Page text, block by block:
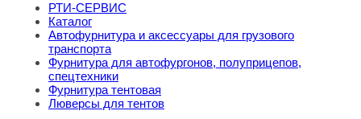
РТИ-СЕРВИС
Каталог
Автофурнитура и аксессуары для грузового
транспорта
Фурнитура для автофургонов, полуприцепов,
спецтехники
Фурнитура тентовая
Люверсы для тентов